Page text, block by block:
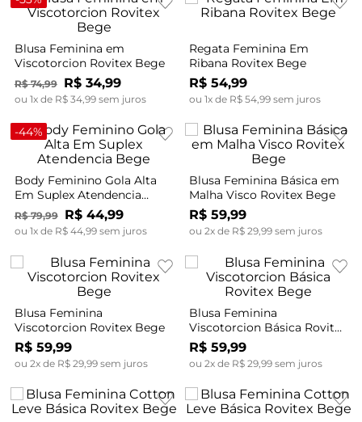
Blusa Feminina em
Viscotorcion Rovitex Bege
R$ 74,99 R$ 34,99
ou 1x de R$ 34, 99sem juros
Regata Feminina Em
Ribana Rovitex Bege
R$ 54,99
ou 1x de R$ 54, 99sem juros
-44%
Body Feminino Gola Alta
Em Suplex Atendencia
Bege
R$ 79,99 R$ 44,99
ou 1x de R$ 44,99sem juros
Blusa Feminina Básica em
Malha Visco Rovitex Bege
R$ 59,99
ou 2x de R$ 29,99sem juros
Blusa Feminina
Viscotorcion Rovitex Bege
R$ 59,99
ou 2x de R$ 29, 99sem juros
Blusa Feminina
Viscotorcion Básica Rovitex
Bege
R$ 59,99
ou 2x de R$ 29, 99sem juros